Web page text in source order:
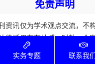
免责声明
资讯仅为学术观点交流，不
律适用存在地域、时效、个
体个案纠纷，由此产生的一
实务专题 联系我